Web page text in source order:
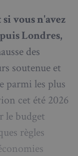
vous n'avez
Londres,
des
soutenue et
parmi les plus
cet été 2026
le budget
règles